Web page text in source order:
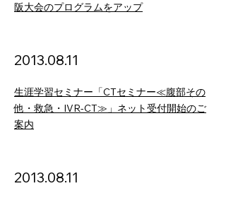
阪大会のプログラムをアップ
2013.08.11
生涯学習セミナー「CTセミナー≪腹部その
他・救急・IVR-CT≫」ネット受付開始のご
案内
2013.08.11